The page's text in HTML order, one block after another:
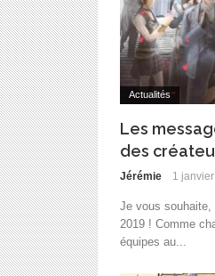
Actualités
Les
des
Jérémie 1
Je vous souhaite,
2019 ! Comme
équipes au...